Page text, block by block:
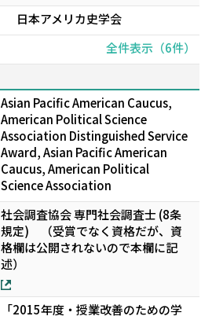
日本アメリカ史学会
全件表示（6件）
Asian Pacific American Caucus,
American Political Science
Association Distinguished Service
Award, Asian Pacific American
Caucus, American Political
Science Association
社会調査協会 専門社会調査士 (8条
規定) （受賞でなく資格だが、資
格欄は公開されないので本欄に記
述）
「2015年度・授業改善のための学